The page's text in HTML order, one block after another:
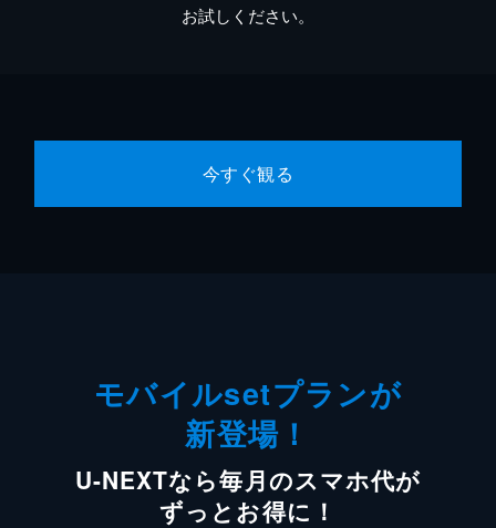
お試しください。
今すぐ観る
モバイルsetプランが
新登場！
U-NEXTなら毎月のスマホ代が
ずっとお得に！